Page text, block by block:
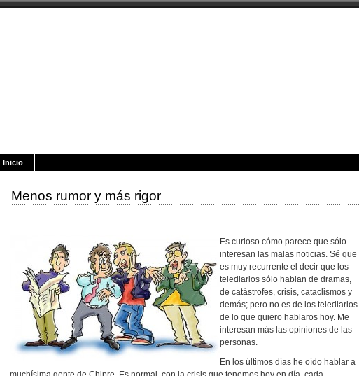
Inicio
Menos rumor y más rigor
Es curioso cómo parece que sólo
interesan las malas noticias. Sé que
es muy recurrente el decir que los
telediarios sólo hablan de dramas,
de catástrofes, crisis, cataclismos y
demás; pero no es de los telediarios
de lo que quiero hablaros hoy. Me
interesan más las opiniones de las
personas.
En los últimos días he oído hablar a